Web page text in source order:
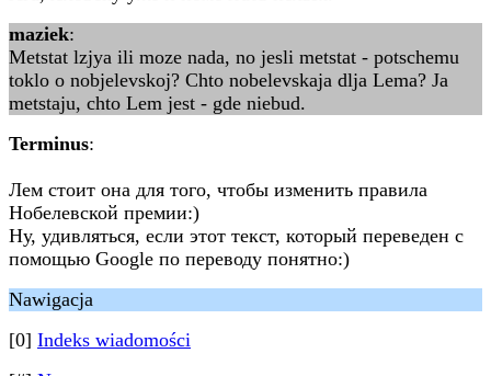
maziek:
Metstat lzjya ili moze nada, no jesli metstat - potschemu
toklo o nobjelevskoj? Chto nobelevskaja dlja Lema? Ja
metstaju, chto Lem jest - gde niebud.
Terminus:
Лем стоит она для того, чтобы изменить правила
Нобелевской премии:)
Ну, удивляться, если этот текст, который переведен с
помощью Google по переводу понятно:)
Nawigacja
[0] Indeks wiadomości